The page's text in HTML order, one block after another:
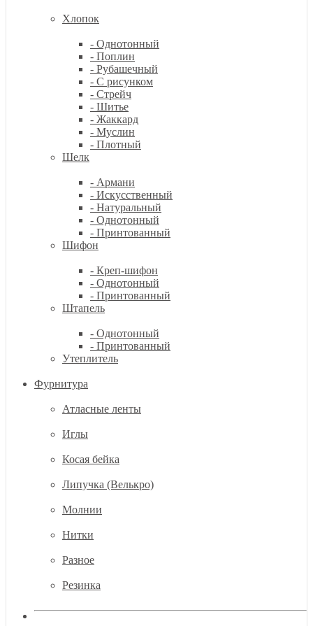
Хлопок
- Однотонный
- Поплин
- Рубашечный
- С рисунком
- Стрейч
- Шитье
- Жаккард
- Муслин
- Плотный
Шелк
- Армани
- Искусственный
- Натуральный
- Однотонный
- Принтованный
Шифон
- Креп-шифон
- Однотонный
- Принтованный
Штапель
- Однотонный
- Принтованный
Утеплитель
Фурнитура
Атласные ленты
Иглы
Косая бейка
Липучка (Велькро)
Молнии
Нитки
Разное
Резинка